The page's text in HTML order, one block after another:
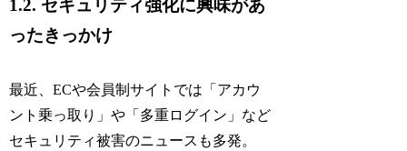
1.2. セキュリティ強化に興味があ
ったきっかけ
最近、ECや会員制サイトでは「アカウ
ント乗っ取り」や「多重ログイン」など
セキュリティ被害のニュースも多発。